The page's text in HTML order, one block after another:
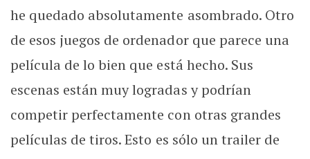
he quedado absolutamente asombrado. Otro
de esos juegos de ordenador que parece una
película de lo bien que está hecho. Sus
escenas están muy logradas y podrían
competir perfectamente con otras grandes
películas de tiros. Esto es sólo un trailer de